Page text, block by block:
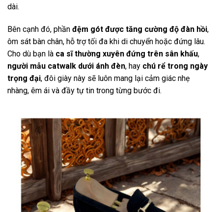
dài.
Bên cạnh đó, phần đệm gót được tăng cường độ đàn hồi,
ôm sát bàn chân, hỗ trợ tối đa khi di chuyển hoặc đứng lâu.
Cho dù bạn là ca sĩ thường xuyên đứng trên sân khấu,
người mẫu catwalk dưới ánh đèn, hay chú rể trong ngày
trọng đại, đôi giày này sẽ luôn mang lại cảm giác nhẹ
nhàng, êm ái và đầy tự tin trong từng bước đi.